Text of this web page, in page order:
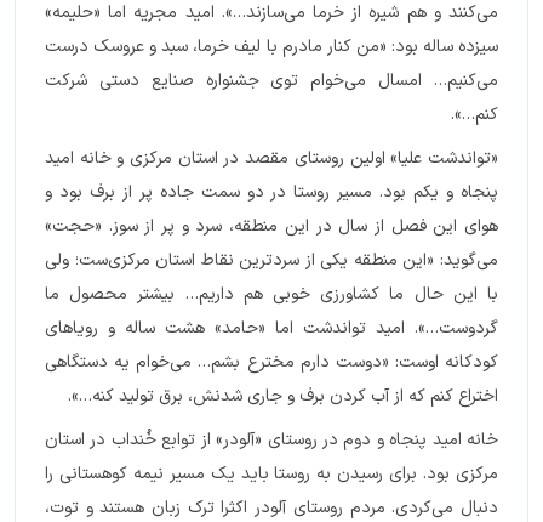
می‌کنند و هم شیره از خرما می‌سازند…». امید مجریه اما «حلیمه»
سیزده ساله بود: «من کنار مادرم با لیف خرما، سبد و عروسک درست
می‌کنیم… امسال می‌خوام توی جشنواره صنایع دستی شرکت
کنم…».
«تواندشت علیا» اولین روستای مقصد در استان مرکزی و خانه امید
پنجاه و یکم بود. مسیر روستا در دو سمت جاده پر از برف بود و
هوای این فصل از سال در این منطقه، سرد و پر از سوز. «حجت»
می‌گوید: «این منطقه یکی از سردترین نقاط استان مرکزی‌ست؛ ولی
با این حال ما کشاورزی خوبی هم داریم… بیشتر محصول ما
گردوست…». امید تواندشت اما «حامد» هشت ساله و رویاهای
کودکانه اوست: «دوست دارم مخترع بشم… می‌خوام یه دستگاهی
اختراع کنم که از آب کردن برف و جاری شدنش، برق تولید کنه…».
خانه امید پنجاه و دوم در روستای «آلودر» از توابع خُنداب در استان
مرکزی بود. برای رسیدن به روستا باید یک مسیر نیمه کوهستانی را
دنبال می‌کردی. مردم روستای آلودر اکثرا ترک زبان هستند و توت،